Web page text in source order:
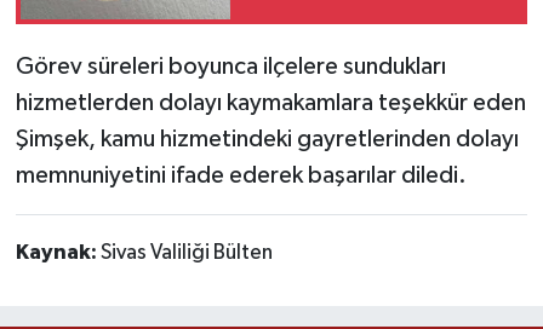
Görev süreleri boyunca ilçelere sundukları
hizmetlerden dolayı kaymakamlara teşekkür eden
Şimşek, kamu hizmetindeki gayretlerinden dolayı
memnuniyetini ifade ederek başarılar diledi.
Kaynak: Sivas Valiliği Bülten